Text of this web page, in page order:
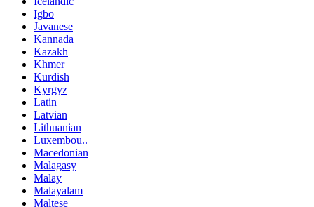
Igbo
Javanese
Kannada
Kazakh
Khmer
Kurdish
Kyrgyz
Latin
Latvian
Lithuanian
Luxembou..
Macedonian
Malagasy
Malay
Malayalam
Maltese